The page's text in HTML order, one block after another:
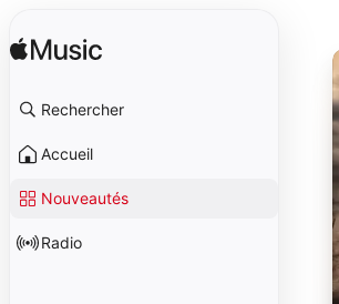
Rechercher
Accueil
Nouveautés
Radio